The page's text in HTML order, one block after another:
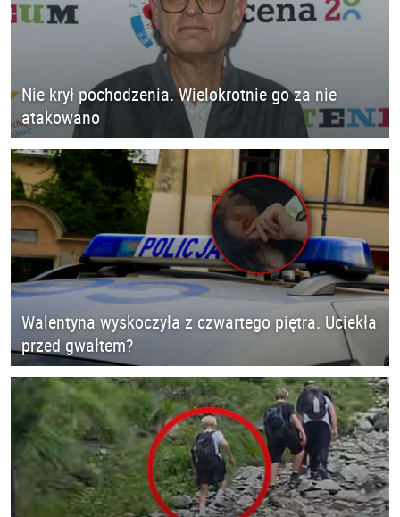
Nie krył pochodzenia. Wielokrotnie go za nie
atakowano
Walentyna wyskoczyła z czwartego piętra. Uciekła
przed gwałtem?